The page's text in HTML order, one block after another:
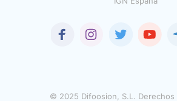
© 2025 Difoosion, S.L. Derechos